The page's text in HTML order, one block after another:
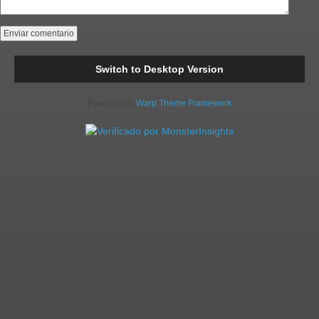
Switch to Desktop Version
Warp Theme Framework